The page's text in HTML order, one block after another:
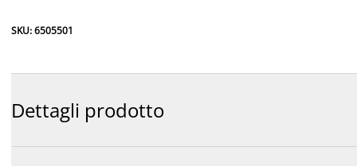
SKU: 6505501
Dettagli prodotto